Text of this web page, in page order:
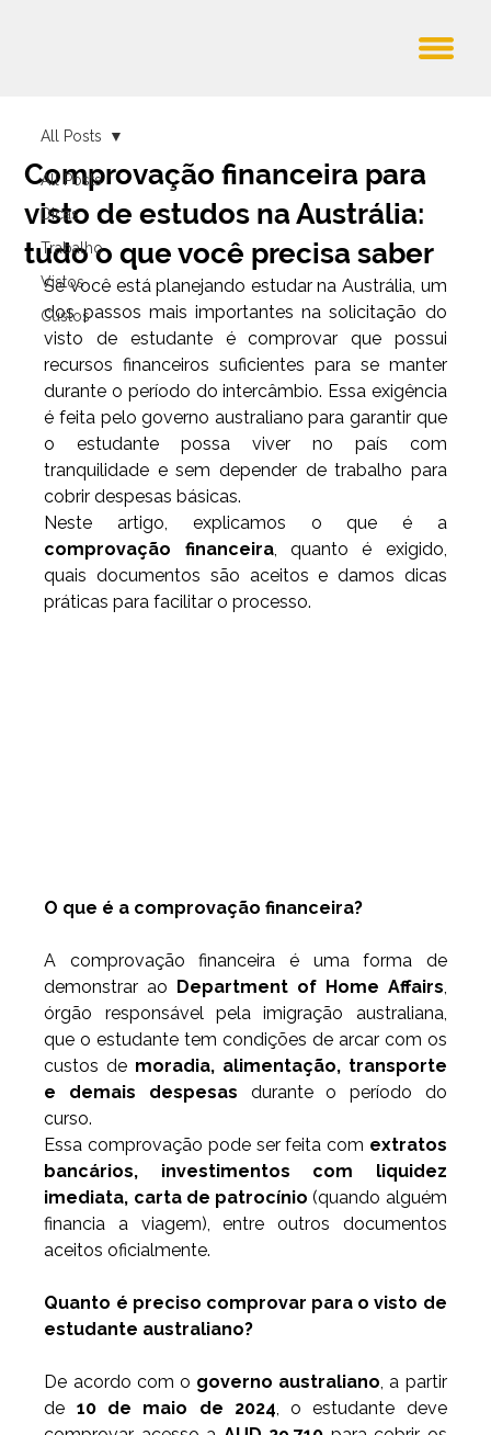
All Posts
Dicas
Trabalho
Vistos
Custos
All Posts
Comprovação financeira para
visto de estudos na Austrália:
tudo o que você precisa saber
Se você está planejando estudar na Austrália, um
dos passos mais importantes na solicitação do
visto de estudante é comprovar que possui
recursos financeiros suficientes para se manter
durante o período do intercâmbio. Essa exigência
é feita pelo governo australiano para garantir que
o estudante possa viver no país com
tranquilidade e sem depender de trabalho para
cobrir despesas básicas.
comprovação financeira, quanto é exigido,
quais documentos são aceitos e damos dicas
práticas para facilitar o processo.
O que é a comprovação financeira?
A comprovação financeira é uma forma de
demonstrar ao
Department of Home Affairs,
órgão responsável pela imigração australiana,
que o estudante tem condições de arcar com os
custos de moradia, alimentação, transporte
e demais despesas durante o período do
curso.
Essa comprovação pode ser feita com extratos
bancários, investimentos com liquidez
imediata, carta de patrocínio (quando alguém
financia a viagem), entre outros documentos
aceitos oficialmente.
Quanto é preciso comprovar para o visto de
estudante australiano?
De acordo com o governo australiano, a partir
de 10 de maio de 2024, o estudante deve